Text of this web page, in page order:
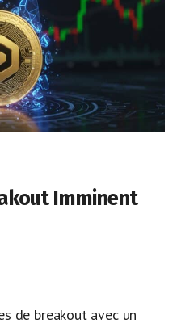
Imminent
de breakout avec un